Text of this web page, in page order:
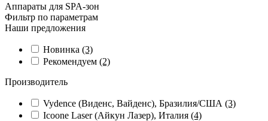
Аппараты для SPA-зон
Фильтр по параметрам
Наши предложения
Новинка (3)
Рекомендуем (2)
Производитель
Vydence (Виденс, Вайденс), Бразилия/США (3)
Icoone Laser (Айкун Лазер), Италия (4)